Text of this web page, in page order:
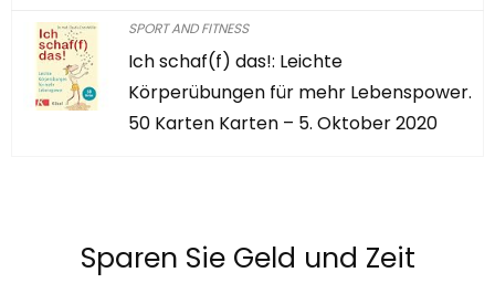
SPORT AND FITNESS
Ich schaf(f) das!: Leichte
Körperübungen für mehr Lebenspower.
50 Karten Karten – 5. Oktober 2020
Sparen Sie Geld und Zeit